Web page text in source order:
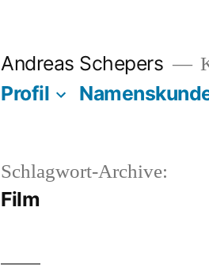
Andreas Schepers
Profil
Schlagwort-Archive:
Film